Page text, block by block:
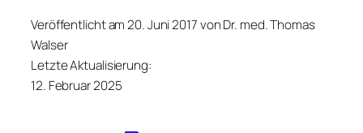
Veröffentlicht am 20. Juni 2017 von Dr. med. Thomas
Walser
Letzte Aktualisierung:
12. Februar 2025